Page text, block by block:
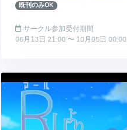
既刊のみOK
サークル参加受付期間
06月13日 21:00 〜 10月05日 00:00